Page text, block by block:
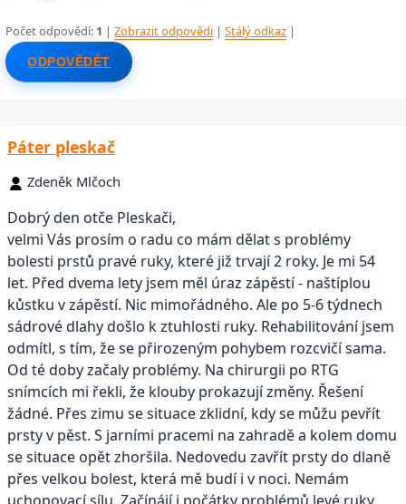
Počet odpovědí: 1 |Zobrazit odpovědi |Stálý odkaz |
ODPOVĚDĚT
Páter pleskač
Zdeněk Mlčoch
Dobrý den otče Pleskači,
velmi Vás prosím o radu co mám dělat s problémy
bolesti prstů pravé ruky, které již trvají 2 roky. Je mi 54
let. Před dvema lety jsem měl úraz zápěstí - naštíplou
kůstku v zápěstí. Nic mimořádného. Ale po 5-6 týdnech
sádrové dlahy došlo k ztuhlosti ruky. Rehabilitování jsem
odmítl, s tím, že se přirozeným pohybem rozcvičí sama.
Od té doby začaly problémy. Na chirurgii po RTG
snímcích mi řekli, že klouby prokazují změny. Řešení
žádné. Přes zimu se situace zklidní, kdy se můžu pevřít
prsty v pěst. S jarními pracemi na zahradě a kolem domu
se situace opět zhoršila. Nedovedu zavřít prsty do dlaně
přes velkou bolest, která mě budí i v noci. Nemám